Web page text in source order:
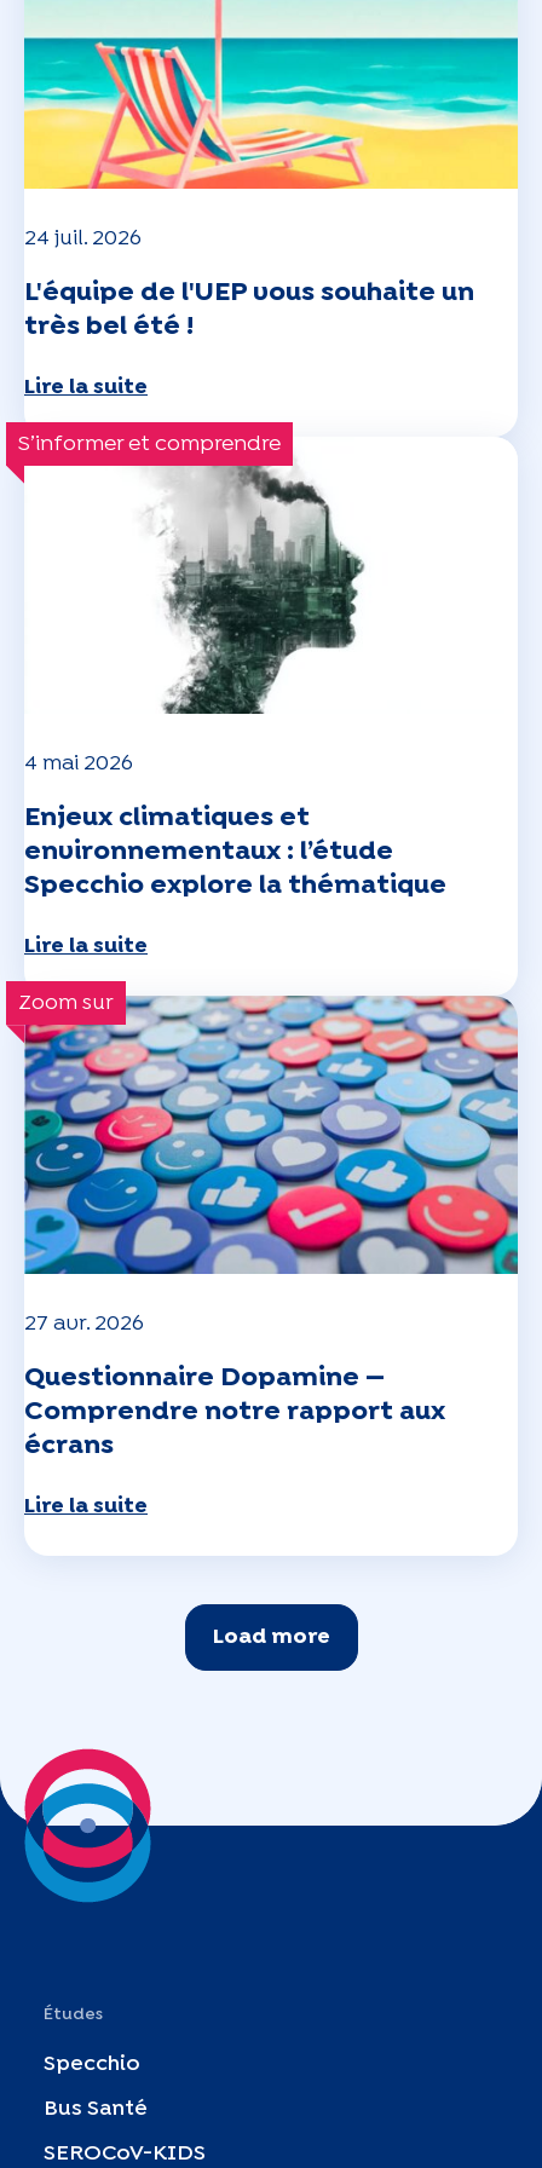
24 juil. 2026
L'équipe de l'UEP vous souhaite un
très bel été !
Lire la suite
S’informer et comprendre
4 mai 2026
Enjeux climatiques et
environnementaux : l’étude
Specchio explore la thématique
Lire la suite
Zoom sur
27 avr. 2026
Questionnaire Dopamine —
Comprendre notre rapport aux
écrans
Lire la suite
Load more
Études
Specchio
Bus Santé
SEROCoV-KIDS